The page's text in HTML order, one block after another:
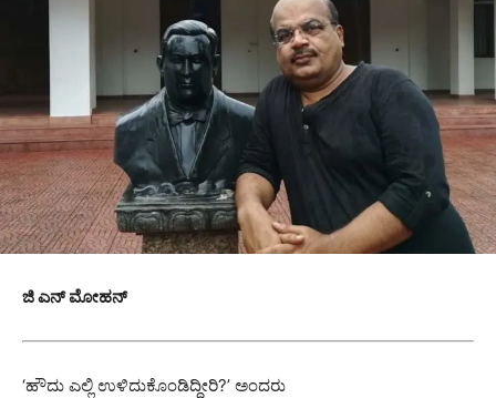
ಜಿ ಎನ್ ಮೋಹನ್
‘ಹೌದು ಎಲ್ಲಿ ಉಳಿದುಕೊಂಡಿದ್ದೀರಿ?’ ಅಂದರು